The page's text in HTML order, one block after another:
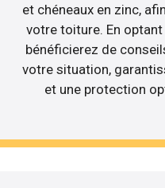
et chéneaux en zinc,
votre toiture. En
bénéficierez de
votre situation,
et une protection